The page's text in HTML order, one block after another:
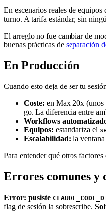
En escenarios reales de
turno. A tarifa estándar, sin
El arreglo no fue cambiar de
buenas prácticas de separación
En Producción
Cuando esto deja de ser tu
Coste: en Max 20x (unos
go. La diferencia entre
Workflows
Equipos: estandariza el
Escalabilidad: la
Para entender qué otros
Errores comunes y
Error: pusiste
flag de sesión la sobrescribe.